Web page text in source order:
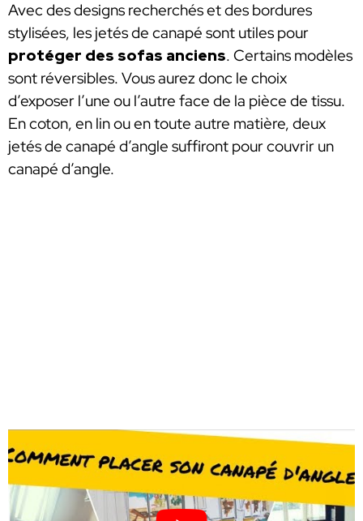
Avec des designs recherchés et des bordures
stylisées, les jetés de canapé sont utiles pour
protéger des sofas anciens. Certains modèles
sont réversibles. Vous aurez donc le choix
d’exposer l’une ou l’autre face de la pièce de tissu.
En coton, en lin ou en toute autre matière, deux
jetés de canapé d’angle suffiront pour couvrir un
canapé d’angle.